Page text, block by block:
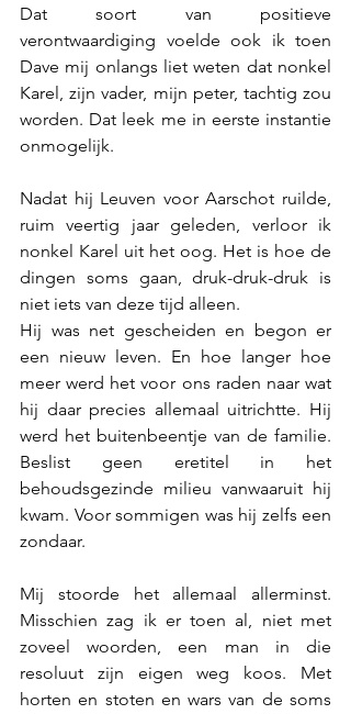
Dat soort van positieve
verontwaardiging voelde ook ik toen
Dave mij onlangs liet weten dat nonkel
Karel, zijn vader, mijn peter, tachtig zou
worden. Dat leek me in eerste instantie
onmogelijk.
Nadat hij Leuven voor Aarschot ruilde,
ruim veertig jaar geleden, verloor ik
nonkel Karel uit het oog. Het is hoe de
dingen soms gaan, druk-druk-druk is
niet iets van deze tijd alleen.
Hij was net gescheiden en begon er
een nieuw leven. En hoe langer hoe
meer werd het voor ons raden naar wat
hij daar precies allemaal uitrichtte. Hij
werd het buitenbeentje van de familie.
Beslist geen eretitel in het
behoudsgezinde milieu vanwaaruit hij
kwam. Voor sommigen was hij zelfs een
zondaar.
Mij stoorde het allemaal allerminst.
Misschien zag ik er toen al, niet met
zoveel woorden, een man in die
resoluut zijn eigen weg koos. Met
horten en stoten en wars van de soms